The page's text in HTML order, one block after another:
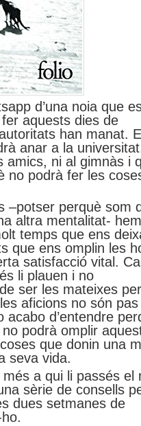
d’una noia que
aquests dies de
han manat.
anar a la
amics, ni al gimnàs i
no podrà fer les
–potser perquè som
altra mentalitat-
temps que ens
que ens omplin les
satisfacció vital.
li plauen i no
ser les mateixes
aficions no són pas
acabo d’entendre
podrà omplir
que donin una
seva vida.
a qui li passés el
sèrie de consells
dues setmanes de